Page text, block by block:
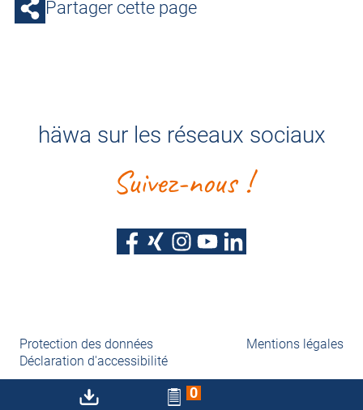
0
Partager cette page
häwa sur les réseaux sociaux
Suivez-nous !
Protection des données
Mentions légales
Déclaration d'accessibilité